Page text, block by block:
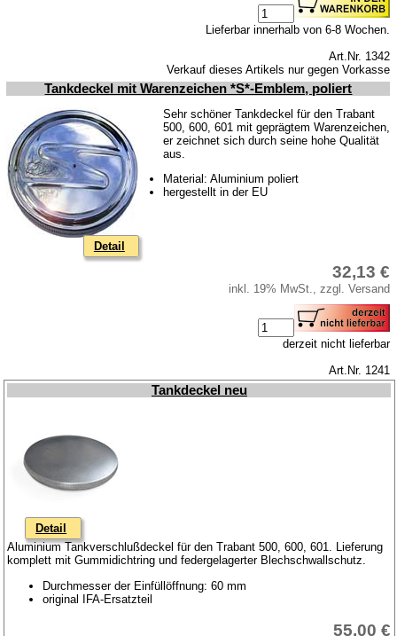
Datenschutz
Batterierücknahme
Downloads
Versandkosten
Webtipps
Impressum
Lieferbar innerhalb von 6-8 Wochen.
Art.Nr. 1342
Verkauf dieses Artikels nur gegen Vorkasse
Tankdeckel mit Warenzeichen *S*-Emblem, poliert
Detail
Sehr schöner Tankdeckel für den Trabant
500, 600, 601 mit geprägtem Warenzeichen,
er zeichnet sich durch seine hohe Qualität
aus.
Material: Aluminium poliert
hergestellt in der EU
32,13 €
inkl. 19% MwSt., zzgl. Versand
derzeit nicht lieferbar
Art.Nr. 1241
Tankdeckel neu
Detail
Aluminium Tankverschlußdeckel für den Trabant 500, 600, 601. Lieferung
komplett mit Gummidichtring und federgelagerter Blechschwallschutz.
Durchmesser der Einfüllöffnung: 60 mm
original IFA-Ersatzteil
55,00 €